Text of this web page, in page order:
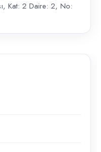
Kat: 2 Daire: 2, No: